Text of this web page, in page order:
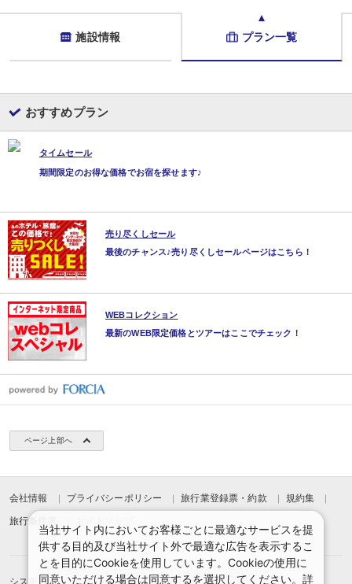
檸檬・岩塩・山葵・黒胡椒染おろしにて
茶碗蒸し 牛すじ煮込みかけ
一食事
一季節のデザート
◇ご夕食・・・特選和牛尽くし特別会席（レストラン）
◇ご朝食・・・豊富な50種類以上の和洋バイキング（レストラン)
＜朝食バイキングおすすめ料理＞
1.自分好みの豚角煮丼やマグロのたたき丼が作れる名物のっけ丼！
4.信州産のわさびや野沢菜のお漬物
5.信州地鶏の卵を使用したふわふわオムレツ
6.全50種類以上の和食・洋食の種類豊富なメニュー
7.お子様にも大人気！フレンチトースト
8.安曇野産コシヒカリの釜炊きご飯
■小学生の夕食は「大人と同じ会席料理」でご用意しております。
■幼児の夕食は「お子様ランチ」でご用意しております。
■小学生のお子様で夕食「お子様ランチ」希望の場合は「幼児 食事・布団あり
施設情報 プラン一覧
おすすめプラン
タイムセール
期間限定のお得な価格でお宿を探せます♪
売り尽くしセール
最後のチャンス♪売り尽くしセールページはこちら！
WEBコレクション
最新のWEB限定価格とツアーはここでチェック！
ページ上部へ
会社情報 プライバシーポリシー 旅行業登録票・約款 規約集
旅行条件書
システムメンテナンスのお知らせ お申込みまでの手順
当社サイト内においてお客様ごとに最適なサービスを提
供する目的及び当社サイト外で最適な広告を表示するこ
とを目的にCookieを使用しています。Cookieの使用に
同意いただける場合は同意するを選択してください。詳